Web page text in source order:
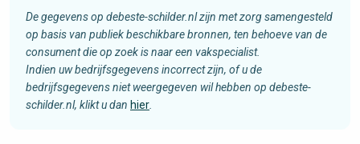
De gegevens op debeste-schilder.nl zijn met zorg samengesteld
op basis van publiek beschikbare bronnen, ten behoeve van de
consument die op zoek is naar een vakspecialist.
Indien uw bedrijfsgegevens incorrect zijn, of u de
bedrijfsgegevens niet weergegeven wil hebben op debeste-
schilder.nl, klikt u dan hier